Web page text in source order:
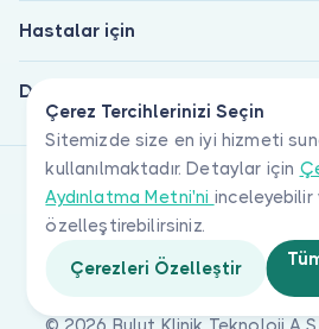
Çerez Tercihlerinizi Seçin
Sitemizde size en iyi hizmeti
kullanılmaktadır. Detaylar için
Aydınlatma Metni'ni inceleyebilir
özelleştirebilirsiniz.
Çerezleri Özelleştir
Hastalar için
Doktorlar için